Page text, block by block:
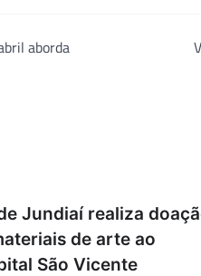
aborda
Jundiaí realiza
de arte ao
São Vicente